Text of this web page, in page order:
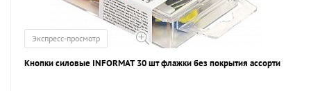
Экспресс-просмотр
Кнопки силовые INFORMAT 30 шт флажки без покрытия ассорти